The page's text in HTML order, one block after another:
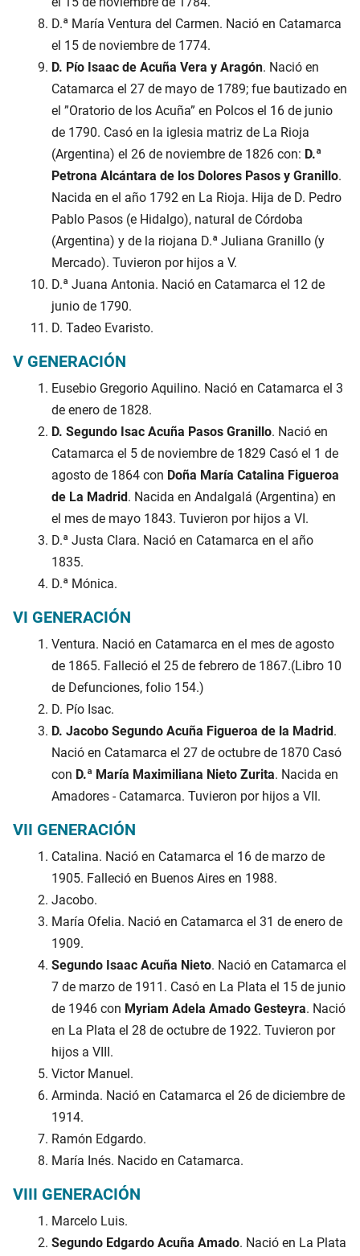
D.ª María Ventura del Carmen. Nació en Catamarca
el 15 de noviembre de 1774.
D. Pío Isaac de Acuña Vera y Aragón. Nació en
Catamarca el 27 de mayo de 1789; fue bautizado en
el ”Oratorio de los Acuña” en Polcos el 16 de junio
de 1790. Casó en la iglesia matriz de La Rioja
(Argentina) el 26 de noviembre de 1826 con: D.ª
Petrona Alcántara de los Dolores Pasos y Granillo.
Nacida en el año 1792 en La Rioja. Hija de D. Pedro
Pablo Pasos (e Hidalgo), natural de Córdoba
(Argentina) y de la riojana D.ª Juliana Granillo (y
Mercado). Tuvieron por hijos a V.
D.ª Juana Antonia. Nació en Catamarca el 12 de
junio de 1790.
D. Tadeo Evaristo.
V GENERACIÓN
Eusebio Gregorio Aquilino. Nació en Catamarca el 3
de enero de 1828.
D. Segundo Isac Acuña Pasos Granillo. Nació en
Catamarca el 5 de noviembre de 1829 Casó el 1 de
agosto de 1864 con Doña María Catalina Figueroa
de La Madrid . Nacida en Andalgalá (Argentina) en
el mes de mayo 1843. Tuvieron por hijos a VI.
D.ª Justa Clara. Nació en Catamarca en el año
1835.
D.ª Mónica.
VI GENERACIÓN
Ventura. Nació en Catamarca en el mes de agosto
de 1865. Falleció el 25 de febrero de 1867.(Libro 10
de Defunciones, folio 154.)
D. Pío Isac.
D. Jacobo Segundo Acuña Figueroa de la Madrid .
Nació en Catamarca el 27 de octubre de 1870 Casó
con D.ª María Maximiliana Nieto Zurita. Nacida en
Amadores - Catamarca. Tuvieron por hijos a VII.
VII GENERACIÓN
Catalina. Nació en Catamarca el 16 de marzo de
1905. Falleció en Buenos Aires en 1988.
Jacobo.
María Ofelia. Nació en Catamarca el 31 de enero de
1909.
Segundo Isaac Acuña Nieto. Nació en Catamarca el
7 de marzo de 1911. Casó en La Plata el 15 de junio
de 1946 con Myriam Adela Amado Gesteyra. Nació
en La Plata el 28 de octubre de 1922. Tuvieron por
hijos a VIII.
Victor Manuel.
Arminda. Nació en Catamarca el 26 de diciembre de
1914.
Ramón Edgardo.
María Inés. Nacido en Catamarca.
VIII GENERACIÓN
Marcelo Luis.
Segundo Edgardo Acuña Amado. Nació en La Plata